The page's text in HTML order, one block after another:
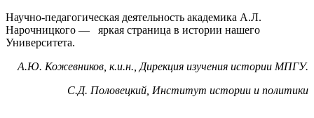
Научно-педагогическая деятельность академика А.Л.
Нарочницкого — яркая страница в истории нашего
Университета.
А.Ю. Кожевников, к.и.н., Дирекция изучения истории МПГУ.
С.Д. Половецкий, Институт истории и политики